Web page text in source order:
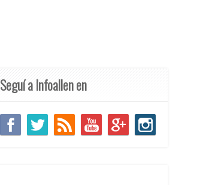
Seguí a Infoallen en